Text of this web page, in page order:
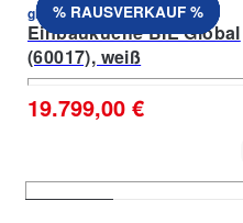
% RAUSVERKAUF %
global Küchen
Einbauküche BIE Global
(60017), weiß
19.799,00 €
% RAUSVERKAUF %
% RAUSVERKAUF %
% RAUSVERKAUF %
% RAUSVERKAUF %
% RAUSVERKAUF %
% RAUSVERKAUF %
% RAUSVERKAUF %